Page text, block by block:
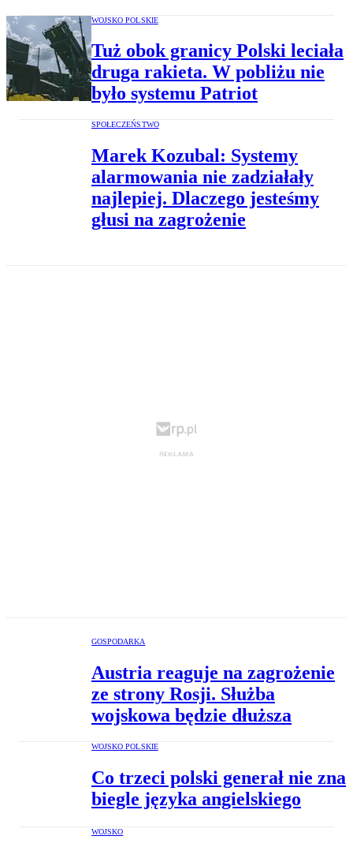
WOJSKO POLSKIE
Tuż obok granicy Polski leciała
druga rakieta. W pobliżu nie
było systemu Patriot
SPOŁECZEŃSTWO
Marek Kozubal: Systemy
alarmowania nie zadziałały
najlepiej. Dlaczego jesteśmy
głusi na zagrożenie
GOSPODARKA
Austria reaguje na zagrożenie
ze strony Rosji. Służba
wojskowa będzie dłuższa
WOJSKO POLSKIE
Co trzeci polski generał nie zna
biegle języka angielskiego
WOJSKO